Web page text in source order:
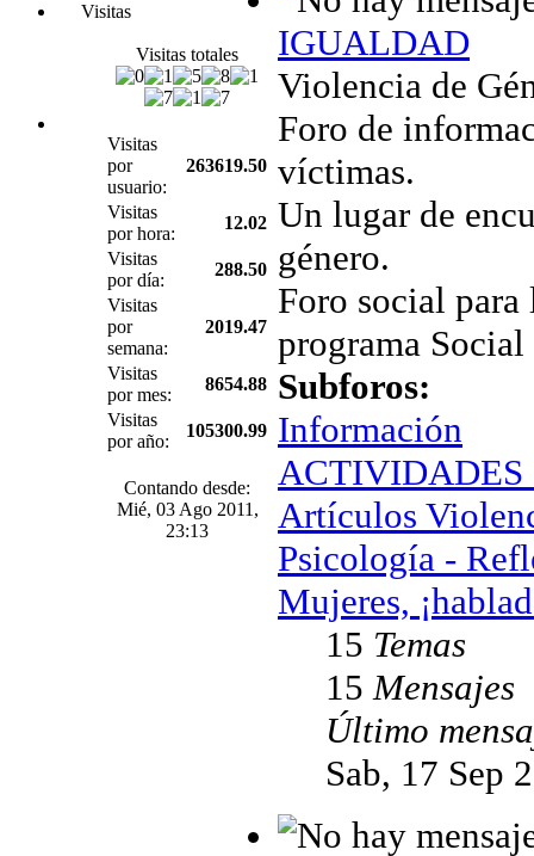
Visitas
Visitas totales
Visitas
por
usuario:
263619.50
Visitas
por hora:
12.02
Visitas
por día:
288.50
Visitas
por
semana:
2019.47
Visitas
por mes:
8654.88
Visitas
por año:
105300.99
Contando desde:
Mié, 03 Ago 2011,
23:13
IGUALDAD
Violencia de
Foro de
víctimas.
Un lugar de
género.
Foro social
programa
Subforos:
Información
ACTIVIDADES
Artículos
Psicología -
Mujeres,
15 Temas
15Mensajes
Último
Sab, 17 Sep